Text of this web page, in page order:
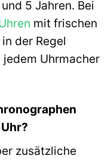
5 Jahren. Bei
mit frischen
der Regel
Uhrmacher
zusätzliche